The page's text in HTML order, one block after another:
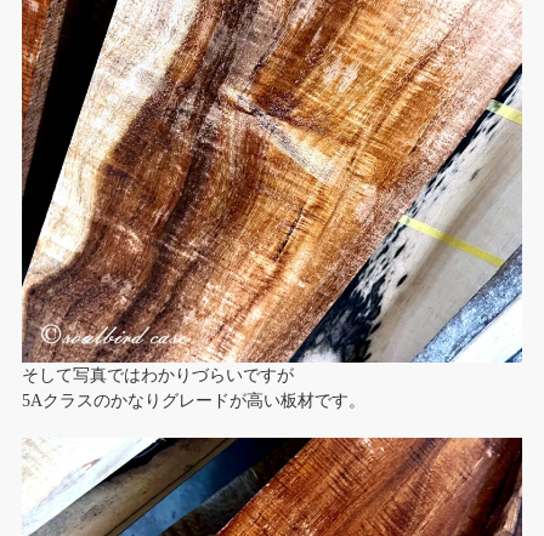
そして写真ではわかりづらいですが
5Aクラスのかなりグレードが高い板材です。